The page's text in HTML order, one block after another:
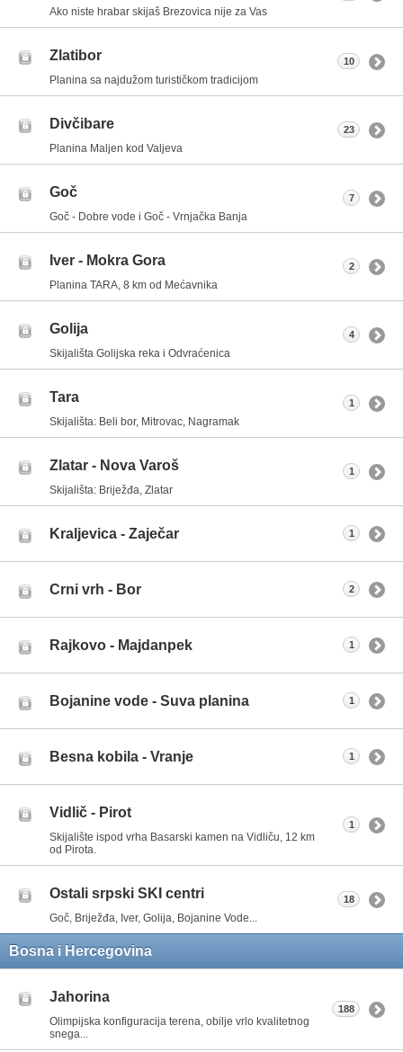
Ako niste hrabar skijaš Brezovica nije za Vas
Zlatibor
Planina sa najdužom turističkom tradicijom
10
Divčibare
Planina Maljen kod Valjeva
23
Goč
Goč - Dobre vode i Goč - Vrnjačka Banja
7
Iver - Mokra Gora
Planina TARA, 8 km od Mećavnika
2
Golija
Skijališta Golijska reka i Odvraćenica
4
Tara
Skijališta: Beli bor, Mitrovac, Nagramak
1
Zlatar - Nova Varoš
Skijališta: Briježđa, Zlatar
1
Kraljevica - Zaječar 1
Crni vrh - Bor 2
Rajkovo - Majdanpek 1
Bojanine vode - Suva planina 1
Besna kobila - Vranje 1
Vidlič - Pirot
Skijalište ispod vrha Basarski kamen na Vidliču, 12 km
od Pirota.
1
Ostali srpski SKI centri
Goč, Briježđa, Iver, Golija, Bojanine Vode...
18
Bosna i Hercegovina
Jahorina
Olimpijska konfiguracija terena, obilje vrlo kvalitetnog
snega...
188